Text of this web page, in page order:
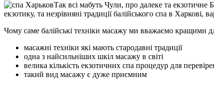
Так всі мабуть Чули, про далеке та екзотичне
екзотику, та незрівняні традиції балійського спа в
Чому саме балійські техніки масажу ми вважаємо кращими
масажні техніки які мають стародавні традиції
одна з найсильніших шкіл масажу в світі
велика кількість екзотичних спа процедур для
такий вид масажу є дуже приємним